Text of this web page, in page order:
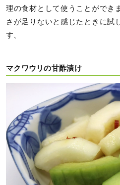
理の食材として使うことができ
さが足りないと感じたときに試
す、
マクワウリの甘酢漬け